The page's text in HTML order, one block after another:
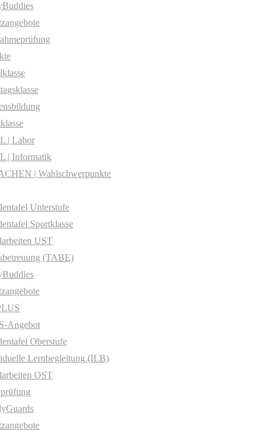
| Labor
| Informatik
| Wahlschwerpunkte
Unterstufe
Sportklasse
UST
(TABE)
Angebot
Oberstufe
Lernbegleitung (ILB)
OST